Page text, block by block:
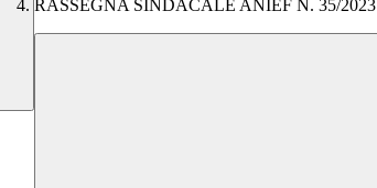
RASSEGNA SINDACALE ANIEF N. 35/2023